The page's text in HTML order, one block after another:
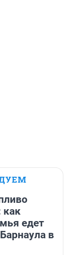
как
едет
в